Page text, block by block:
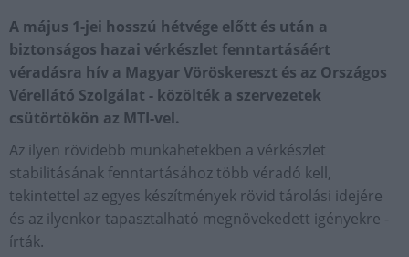
A május 1-jei hosszú hétvége előtt és után a
biztonságos hazai vérkészlet fenntartásáért
véradásra hív a Magyar Vöröskereszt és az Országos
Vérellátó Szolgálat - közölték a szervezetek
csütörtökön az MTI-vel.
Az ilyen rövidebb munkahetekben a vérkészlet
stabilitásának fenntartásához több véradó kell,
tekintettel az egyes készítmények rövid tárolási idejére
és az ilyenkor tapasztalható megnövekedett igényekre -
írták.